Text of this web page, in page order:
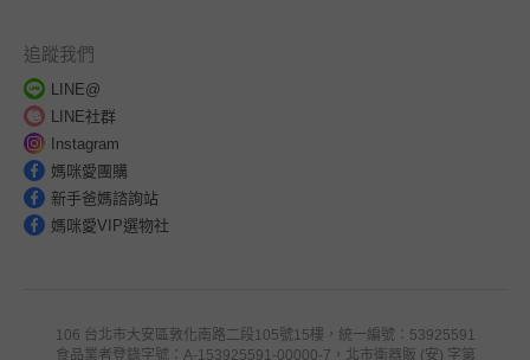
追蹤我們
LINE@
LINE社群
Instagram
媽咪愛團購
新手爸媽諮詢站
媽咪愛VIP選物社
106 台北市大安區敦化南路二段105號15樓，統一編號：53925591
食品業者登錄字號：A-153925591-00000-7，北市衛器販 (安) 字第